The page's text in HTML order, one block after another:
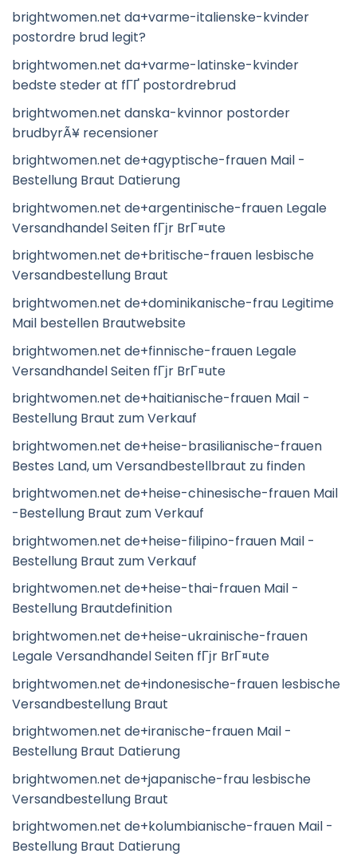
brightwomen.net da+varme-italienske-kvinder
postordre brud legit?
brightwomen.net da+varme-latinske-kvinder
bedste steder at fГҐ postordrebrud
brightwomen.net danska-kvinnor postorder
brudbyrÃ¥ recensioner
brightwomen.net de+agyptische-frauen Mail -
Bestellung Braut Datierung
brightwomen.net de+argentinische-frauen Legale
Versandhandel Seiten fГјr BrГ¤ute
brightwomen.net de+britische-frauen lesbische
Versandbestellung Braut
brightwomen.net de+dominikanische-frau Legitime
Mail bestellen Brautwebsite
brightwomen.net de+finnische-frauen Legale
Versandhandel Seiten fГјr BrГ¤ute
brightwomen.net de+haitianische-frauen Mail -
Bestellung Braut zum Verkauf
brightwomen.net de+heise-brasilianische-frauen
Bestes Land, um Versandbestellbraut zu finden
brightwomen.net de+heise-chinesische-frauen Mail
-Bestellung Braut zum Verkauf
brightwomen.net de+heise-filipino-frauen Mail -
Bestellung Braut zum Verkauf
brightwomen.net de+heise-thai-frauen Mail -
Bestellung Brautdefinition
brightwomen.net de+heise-ukrainische-frauen
Legale Versandhandel Seiten fГјr BrГ¤ute
brightwomen.net de+indonesische-frauen lesbische
Versandbestellung Braut
brightwomen.net de+iranische-frauen Mail -
Bestellung Braut Datierung
brightwomen.net de+japanische-frau lesbische
Versandbestellung Braut
brightwomen.net de+kolumbianische-frauen Mail -
Bestellung Braut Datierung